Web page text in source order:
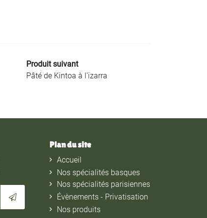
Produit suivant
Pâté de Kintoa à l'izarra
Plan du site
Accueil
Nos spécialités basques
Nos spécialités parisiennes
Évènements - Privatisation
Nos produits